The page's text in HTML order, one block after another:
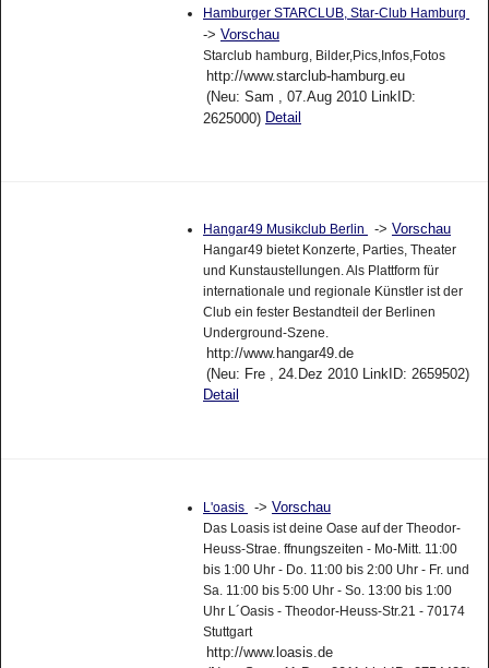
Hamburger STARCLUB, Star-Club Hamburg
-> Vorschau
Starclub hamburg, Bilder,Pics,Infos,Fotos
http://www.starclub-hamburg.eu
(Neu: Sam , 07.Aug 2010 LinkID:
2625000) Detail
Hangar49 Musikclub Berlin -> Vorschau
Hangar49 bietet Konzerte, Parties, Theater
und Kunstaustellungen. Als Plattform für
internationale und regionale Künstler ist der
Club ein fester Bestandteil der Berlinen
Underground-Szene.
http://www.hangar49.de
(Neu: Fre , 24.Dez 2010 LinkID: 2659502)
Detail
L'oasis -> Vorschau
Das Loasis ist deine Oase auf der Theodor-
Heuss-Strae. ffnungszeiten - Mo-Mitt. 11:00
bis 1:00 Uhr - Do. 11:00 bis 2:00 Uhr - Fr. und
Sa. 11:00 bis 5:00 Uhr - So. 13:00 bis 1:00
Uhr L´Oasis - Theodor-Heuss-Str.21 - 70174
Stuttgart
http://www.loasis.de